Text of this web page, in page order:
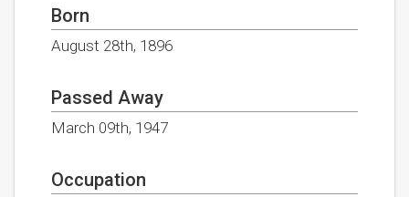
Born
August 28th, 1896
Passed Away
March 09th, 1947
Occupation